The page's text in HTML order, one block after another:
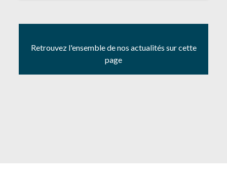
Retrouvez l'ensemble de nos actualités sur cette
page